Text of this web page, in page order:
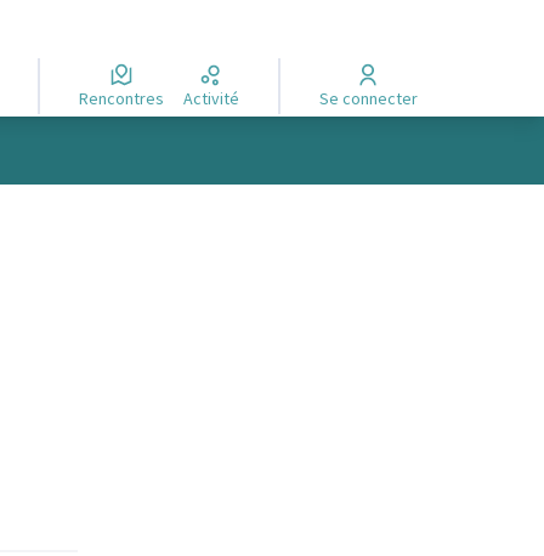
Rencontres Activité Se connecter